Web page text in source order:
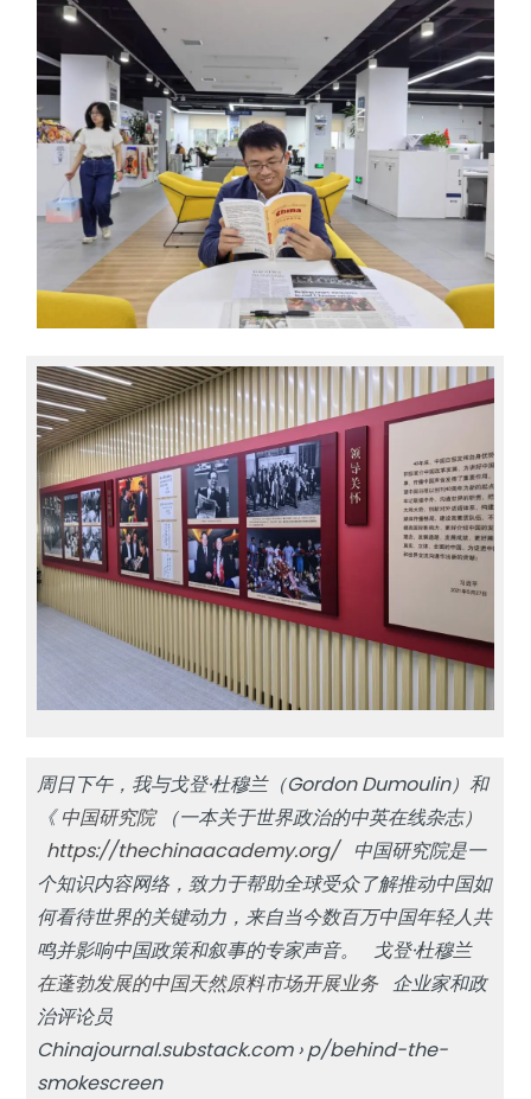
周日下午，我与戈登·杜穆兰（Gordon Dumoulin）和
《中国研究院（一本关于世界政治的中英在线杂志）
https://thechinaacademy.org/中国研究院是一
个知识内容网络，致力于帮助全球受众了解推动中国如
何看待世界的关键动力，来自当今数百万中国年轻人共
鸣并影响中国政策和叙事的专家声音。 戈登·杜穆兰
在蓬勃发展的中国天然原料市场开展业务企业家和政
治评论员
Chinajournal.substack.com › p/behind-the-
smokescreen